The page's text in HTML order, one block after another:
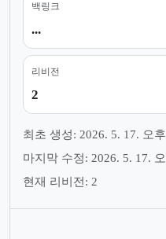
백링크
...
리비전
2
최초 생성: 2026. 5. 17. 오
마지막 수정: 2026. 5. 17.
현재 리비전: 2